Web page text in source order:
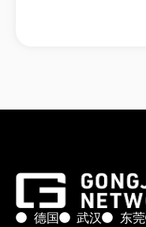
德国 武汉 东莞